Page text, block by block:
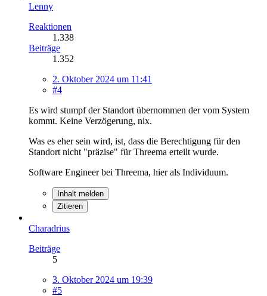
Lenny
Reaktionen
1.338
Beiträge
1.352
2. Oktober 2024 um 11:41
#4
Es wird stumpf der Standort übernommen der vom System
kommt. Keine Verzögerung, nix.
Was es eher sein wird, ist, dass die Berechtigung für den
Standort nicht "präzise" für Threema erteilt wurde.
Software Engineer bei Threema, hier als Individuum.
Inhalt melden
Zitieren
Charadrius
Beiträge
5
3. Oktober 2024 um 19:39
#5